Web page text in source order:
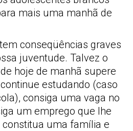
mais uma manhã de
conseqüências graves
juventude. Talvez o
hoje de manhã supere
estudando (caso
consiga uma vaga no
um emprego que lhe
constitua uma família e